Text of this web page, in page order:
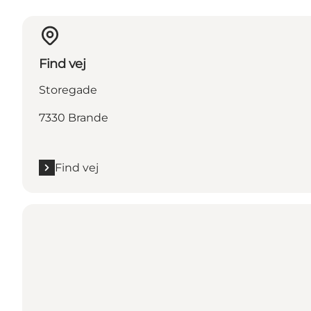
Find vej
Storegade
7330 Brande
Find vej